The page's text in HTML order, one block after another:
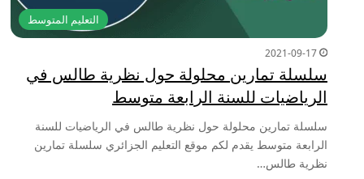
التعليم المتوسط
2021-09-17
سلسلة تمارين محلولة حول نظرية طالس في
الرياضيات للسنة الرابعة متوسط
سلسلة تمارين محلولة حول نظرية طالس في الرياضيات للسنة
الرابعة متوسط يقدم لكم موقع التعليم الجزائري سلسلة تمارين
نظرية طالس…